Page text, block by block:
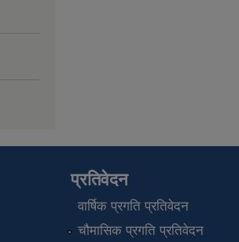
प्रतिवेदन
वार्षिक प्रगति प्रतिवेदन
चौमासिक प्रगति प्रतिवेदन